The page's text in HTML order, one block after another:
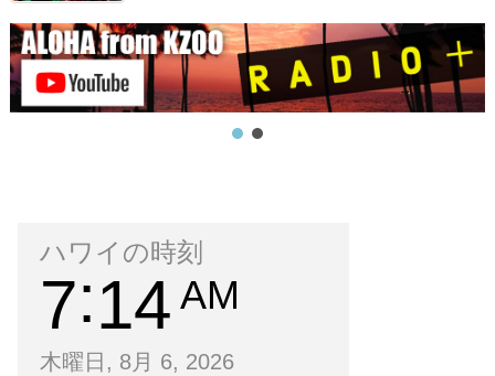
ハワイの時刻
7 14 AM
木曜日, 8月 6, 2026